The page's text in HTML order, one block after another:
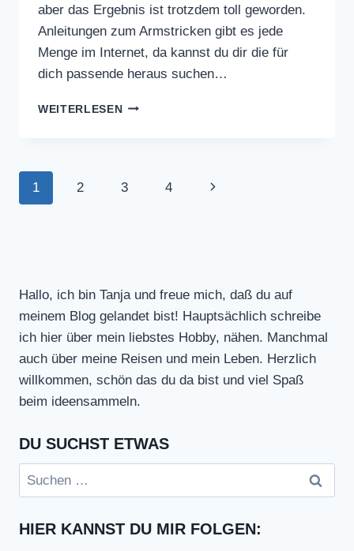
aber das Ergebnis ist trotzdem toll geworden.
Anleitungen zum Armstricken gibt es jede
Menge im Internet, da kannst du dir die für
dich passende heraus suchen…
WEITERLESENARMSTRICKEN
Seitennavigation
1 2 3 4
Nächste
Hallo, ich bin Tanja und freue mich, daß du auf
meinem Blog gelandet bist! Hauptsächlich schreibe
ich hier über mein liebstes Hobby, nähen. Manchmal
auch über meine Reisen und mein Leben. Herzlich
willkommen, schön das du da bist und viel Spaß
beim ideensammeln.
DU SUCHST ETWAS
Suchen
nach:
HIER KANNST DU MIR FOLGEN: